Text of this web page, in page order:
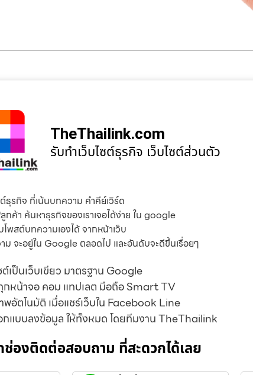
TheThailink.com
รับทำเว็บไซต์ธุรกิจ เว็บไซต์ส่วนตัว
ต์ธุรกิจ ที่เน้นบทความ คำคีย์เวิร์ด
ลูกค้า ค้นหาธุรกิจของเราเจอได้ง่าย ใน google
โพสต์บทความเองได้ จากหน้าเว็บ
ม จะอยู่ใน Google ตลอดไป และอันดับจะดีขึ้นเรื่อยๆ
ต์เป็นเว็บเขียว มาตรฐาน Google
หน้าจอ คอม แทปเลต มือถือ Smart TV
พอัตโนมัติ เมื่อแชร์เว็บใน Facebook Line
กแบบลงข้อมูล ให้ทั้งหมด โดยทีมงาน TheThailink
องติดต่อสอบถาม ที่สะดวกได้เลย